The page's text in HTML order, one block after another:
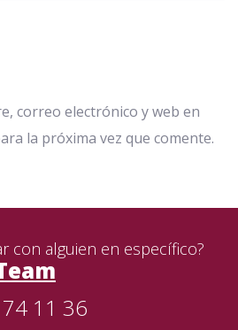
correo electrónico y web en
la próxima vez que comente.
con alguien en específico?
11 36